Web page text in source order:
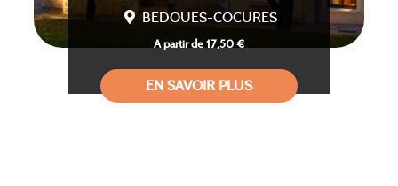
BEDOUES-COCURES
A partir de 17,50 €
EN SAVOIR PLUS